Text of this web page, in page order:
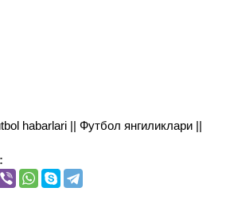
habarlari || Футбол янгиликлари ||